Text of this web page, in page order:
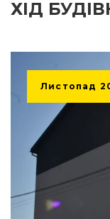
ХІД
Листопад